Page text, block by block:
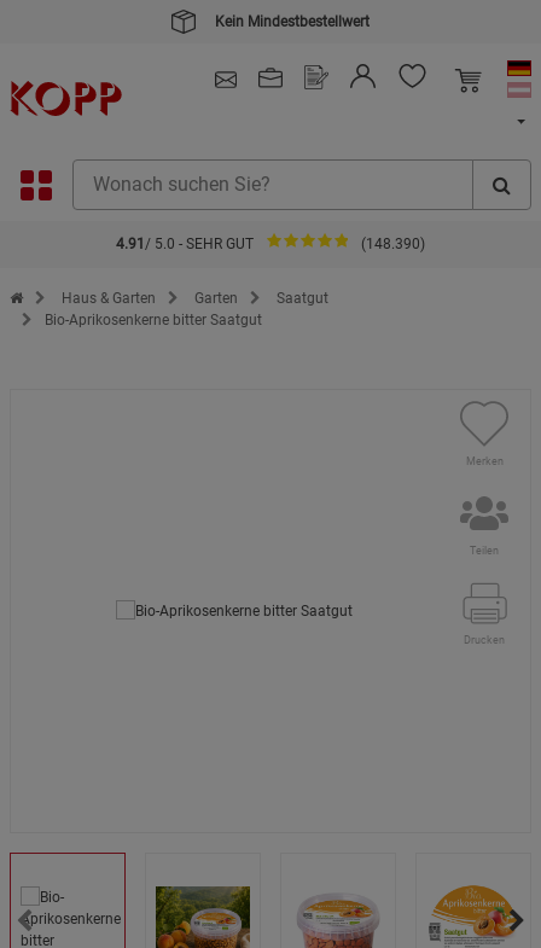
Kein Mindestbestellwert
4.91 / 5.0 - SEHR GUT (148.390)
Zur Startseite des Kopp Verlag Online-Shop
Haus & Garten Garten
Saatgut
Bio-Aprikosenkerne bitter Saatgut
Merken
Teilen
Drucken